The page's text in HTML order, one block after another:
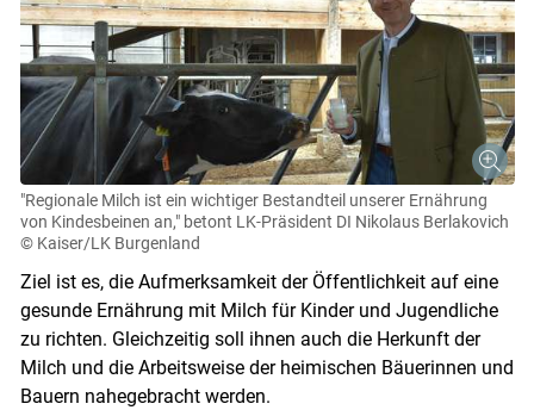
"Regionale Milch ist ein wichtiger Bestandteil unserer Ernährung
von Kindesbeinen an," betont LK-Präsident DI Nikolaus Berlakovich
© Kaiser/LK Burgenland
Ziel ist es, die Aufmerksamkeit der Öffentlichkeit auf eine
gesunde Ernährung mit Milch für Kinder und Jugendliche
zu richten. Gleichzeitig soll ihnen auch die Herkunft der
Milch und die Arbeitsweise der heimischen Bäuerinnen und
Bauern nahegebracht werden.